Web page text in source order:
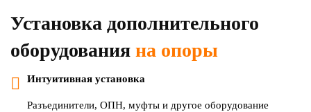
Установка дополнительного
оборудования на опоры
Интуитивная установка
Разъединители, ОПН, муфты и другое оборудование